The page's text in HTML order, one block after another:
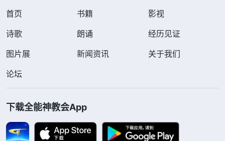
首页 书籍
影视
诗歌
朗诵
经历见证
图片展
新闻资讯
关于我们
论坛
下载全能神教会App